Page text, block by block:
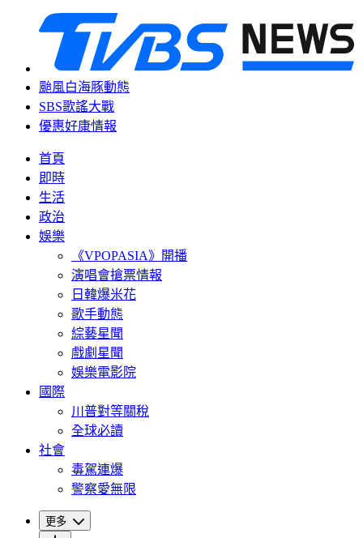
颱風白海豚動態
SBS歌謠大戰
優惠好康情報
首頁
即時
生活
政治
娛樂
《VPOPASIA》開播
演唱會搶票情報
日韓爆米花
歌手動態
綜藝星聞
戲劇星聞
娛樂電影院
國際
川普對等關稅
全球必讀
社會
毒駕連爆
警察愛無限
更多